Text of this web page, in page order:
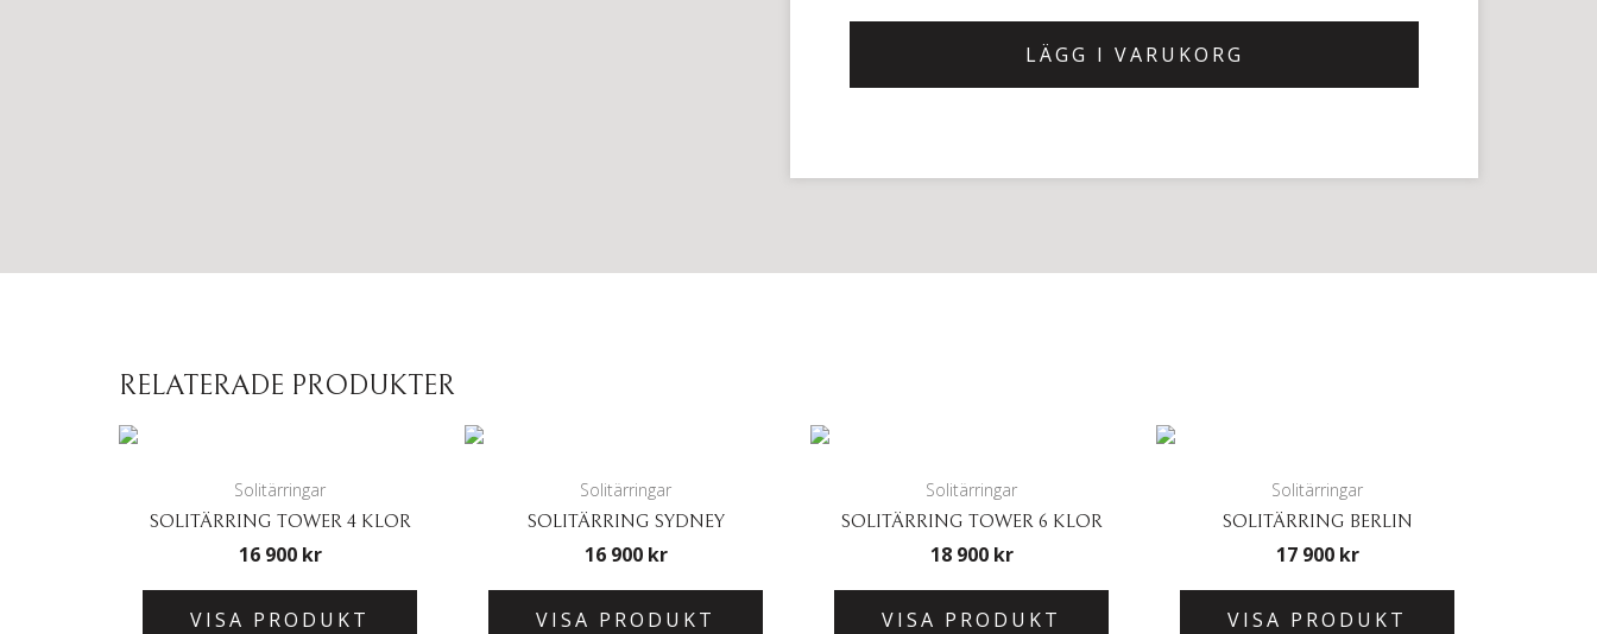
LÄGG I VARUKORG
RELATERADE PRODUKTER
Solitärringar
SOLITÄRRING TOWER 4 KLOR
16 900 kr
VISA PRODUKT
Solitärringar
SOLITÄRRING SYDNEY
16 900 kr
VISA PRODUKT
Solitärringar
SOLITÄRRING TOWER 6 KLOR
18 900 kr
VISA PRODUKT
Solitärringar
SOLITÄRRING BERLIN
17 900 kr
VISA PRODUKT